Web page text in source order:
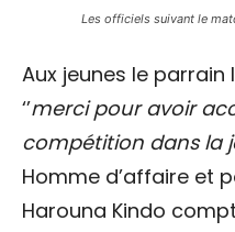
Les officiels suivant le
Aux jeunes le
‘’merci pour avoir
compétition dans la
Homme d’affaire et
Harouna Kindo